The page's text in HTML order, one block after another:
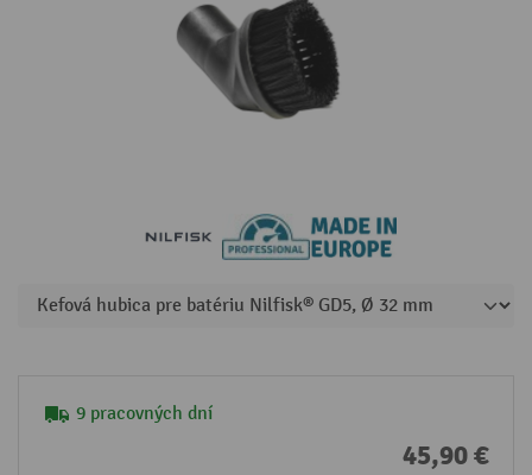
9 pracovných dní
45,90 €